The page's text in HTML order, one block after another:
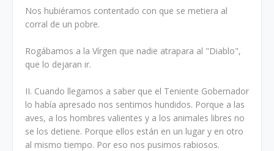
Nos hubiéramos contentado con que se metiera al
corral de un pobre.
Rogábamos a la Vírgen que nadie atrapara al "Diablo",
que lo dejaran ir.
II. Cuando llegamos a saber que el Teniente Gobernador
lo había apresado nos sentimos hundidos. Porque a las
aves, a los hombres valientes y a los animales libres no
se los detiene. Porque ellos están en un lugar y en otro
al mismo tiempo. Por eso nos pusimos rabiosos.